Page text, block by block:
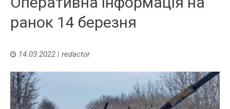
ранок 14 березня
14.03.2022 | redactor